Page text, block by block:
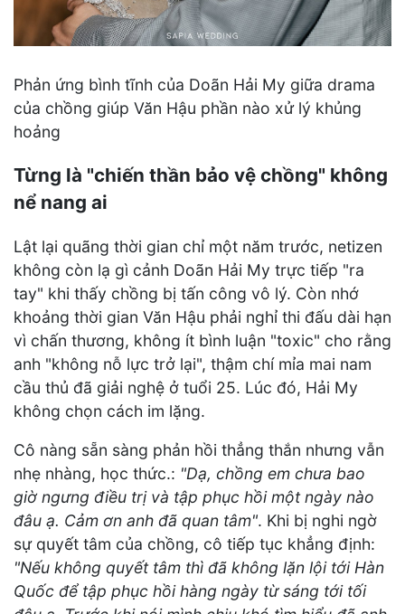
Phản ứng bình tĩnh của Doãn Hải My giữa drama
của chồng giúp Văn Hậu phần nào xử lý khủng
hoảng
Từng là "chiến thần bảo vệ chồng" không
nể nang ai
Lật lại quãng thời gian chỉ một năm trước, netizen
không còn lạ gì cảnh Doãn Hải My trực tiếp "ra
tay" khi thấy chồng bị tấn công vô lý. Còn nhớ
khoảng thời gian Văn Hậu phải nghỉ thi đấu dài hạn
vì chấn thương, không ít bình luận "toxic" cho rằng
anh "không nỗ lực trở lại", thậm chí mỉa mai nam
cầu thủ đã giải nghệ ở tuổi 25. Lúc đó, Hải My
không chọn cách im lặng.
Cô nàng sẵn sàng phản hồi thẳng thắn nhưng vẫn
nhẹ nhàng, học thức.: "Dạ, chồng em chưa bao
giờ ngưng điều trị và tập phục hồi một ngày nào
đâu ạ. Cảm ơn anh đã quan tâm". Khi bị nghi ngờ
sự quyết tâm của chồng, cô tiếp tục khẳng định:
"Nếu không quyết tâm thì đã không lặn lội tới Hàn
Quốc để tập phục hồi hàng ngày từ sáng tới tối